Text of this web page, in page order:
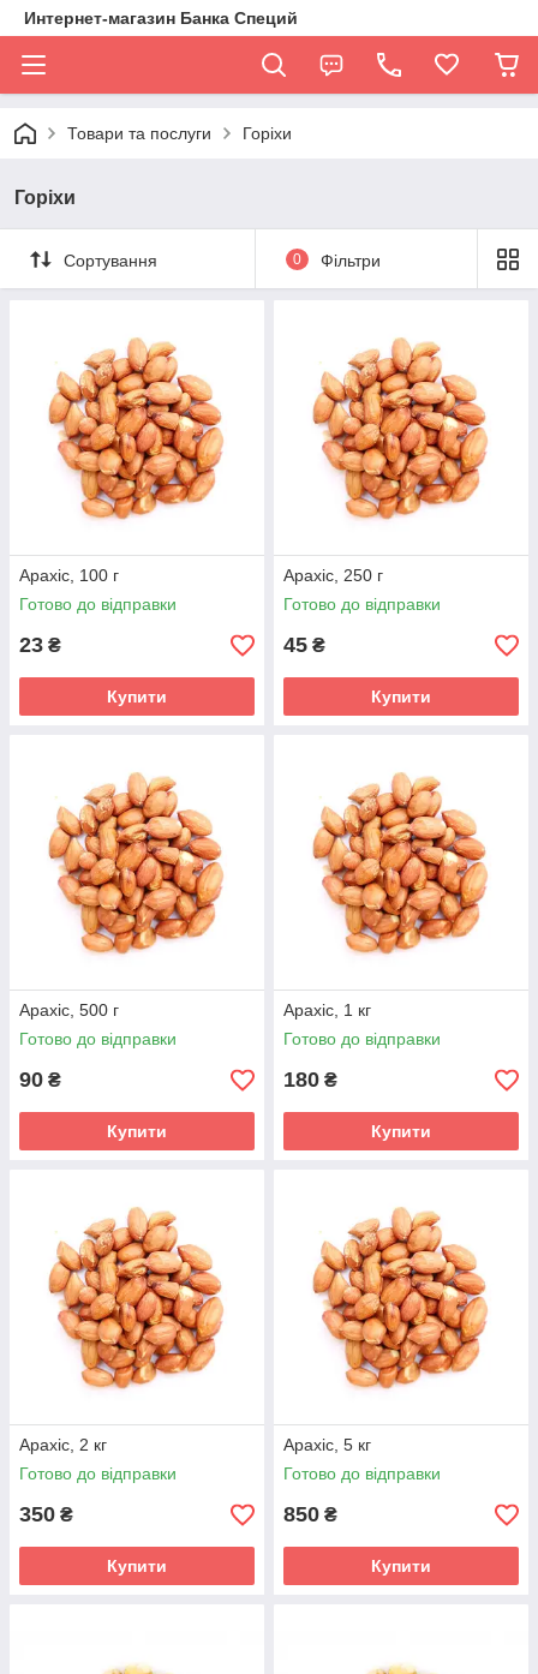
Интернет-магазин Банка Специй
Товари та послуги Горіхи
Горіхи
Сортування 0 Фільтри
Арахіс, 100 г
Готово до відправки
23 ₴
Купити
Арахіс, 250 г
Готово до відправки
45 ₴
Купити
Арахіс, 500 г
Готово до відправки
90 ₴
Купити
Арахіс, 1 кг
Готово до відправки
180 ₴
Купити
Арахіс, 2 кг
Готово до відправки
350 ₴
Купити
Арахіс, 5 кг
Готово до відправки
850 ₴
Купити